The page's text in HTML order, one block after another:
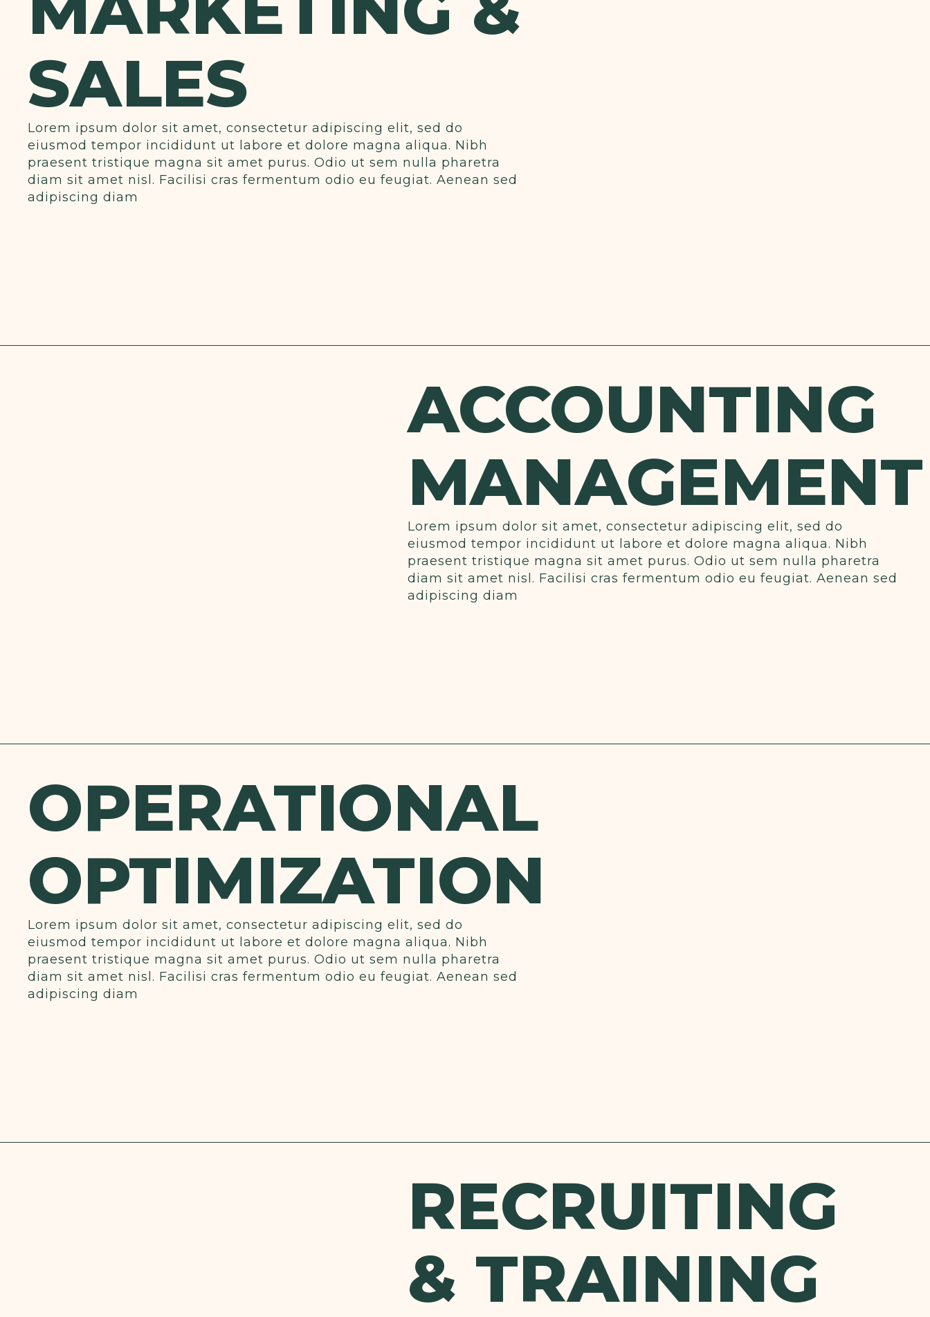
SALES
Lorem ipsum dolor sit amet, consectetur adipiscing elit, sed do
eiusmod tempor incididunt ut labore et dolore magna aliqua. Nibh
praesent tristique magna sit amet purus. Odio ut sem nulla pharetra
diam sit amet nisl. Facilisi cras fermentum odio eu feugiat. Aenean sed
adipiscing diam
ACCOUNTING
MANAGEMENT
Lorem ipsum dolor sit amet, consectetur adipiscing elit, sed do
eiusmod tempor incididunt ut labore et dolore magna aliqua. Nibh
praesent tristique magna sit amet purus. Odio ut sem nulla pharetra
diam sit amet nisl. Facilisi cras fermentum odio eu feugiat. Aenean sed
adipiscing diam
OPERATIONAL
OPTIMIZATION
Lorem ipsum dolor sit amet, consectetur adipiscing elit, sed do
eiusmod tempor incididunt ut labore et dolore magna aliqua. Nibh
praesent tristique magna sit amet purus. Odio ut sem nulla pharetra
diam sit amet nisl. Facilisi cras fermentum odio eu feugiat. Aenean sed
adipiscing diam
RECRUITING
& TRAINING